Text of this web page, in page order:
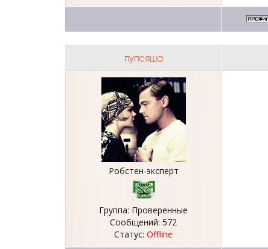
пупсяша
Робстен-эксперт
Группа: Проверенные
Сообщений: 572
Статус: Offline